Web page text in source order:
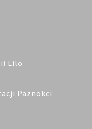
Lilo
Paznokci